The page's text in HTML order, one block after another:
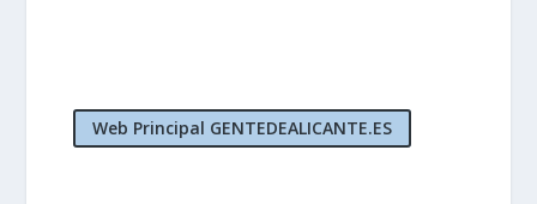
Web Principal GENTEDEALICANTE.ES